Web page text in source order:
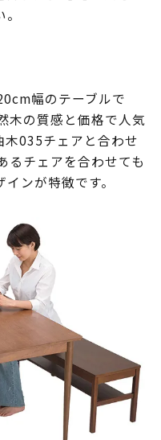
幅のテーブルで
木の質感と価格で人気
木035チェアと合わせ
るチェアを合わせても
ンが特徴です。